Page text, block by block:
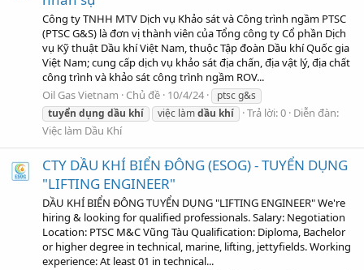
Công ty TNHH MTV Dịch vụ Khảo sát và Công trình ngầm PTSC
(PTSC G&S) là đơn vị thành viên của Tổng công ty Cổ phần Dịch
vụ Kỹ thuật Dầu khí Việt Nam, thuộc Tập đoàn Dầu khí Quốc gia
Việt Nam; cung cấp dịch vụ khảo sát địa chấn, địa vật lý, địa chất
công trình và khảo sát công trình ngầm ROV...
Oil Gas Vietnam
Chủ đề 10/4/24
ptsc g&s
tuyển dụng dầu khí việc làmdầu khí Trả lời: 0 Diễn đàn:
Việc làm Dầu Khí
CTY DẦU KHÍ BIỂN ĐÔNG (ESOG) - TUYỂN DỤNG
"LIFTING ENGINEER"
DẦU KHÍ BIỂN ĐÔNG TUYỂN DỤNG "LIFTING ENGINEER" We're
hiring & looking for qualified professionals. Salary: Negotiation
Location: PTSC M&C Vũng Tàu Qualification: Diploma, Bachelor
or higher degree in technical, marine, lifting, jettyfields. Working
experience: At least 01 in technical...